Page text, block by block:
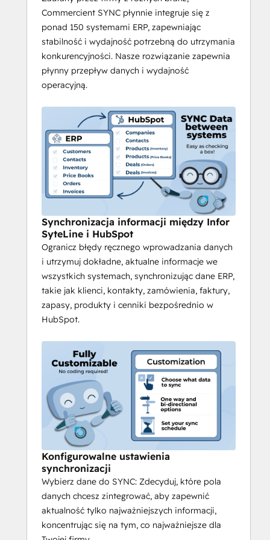
Syteline V9, Infor XA, Infor VISUAL 7.1.2 i
Commercient SYNC płynnie integruje się z
ponad 150 systemami ERP, zapewniając
stabilność i wydajność potrzebną do utrzymania
konkurencyjności. Nasze rozwiązanie zapewnia
płynny przepływ danych i wydajność
operacyjną.
Synchronizacja informacji między Infor
SyteLine i HubSpot
Ogranicz błędy ręcznego wprowadzania danych
i utrzymuj dokładne, aktualne informacje we
wszystkich systemach, synchronizując dane ERP,
takie jak klienci, kontakty, zamówienia, faktury,
zapasy, produkty i cenniki bezpośrednio w
HubSpot.
Konfigurowalne ustawienia
synchronizacji
Wybierz dane do SYNC: Zdecyduj, które pola
danych chcesz zintegrować, aby zapewnić
aktualność tylko najważniejszych informacji,
koncentrując się na tym, co najważniejsze dla